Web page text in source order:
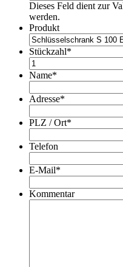
Dieses Feld dient zur
werden.
Produkt
Stückzahl*
Name*
Adresse*
PLZ / Ort*
Telefon
E-Mail*
Kommentar